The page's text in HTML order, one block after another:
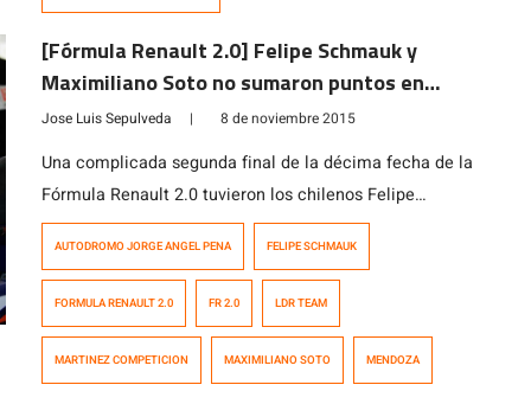
[Fórmula Renault 2.0] Felipe Schmauk y
Maximiliano Soto no sumaron puntos en
Mendonza
Jose Luis Sepulveda | 8 de noviembre 2015
Una complicada segunda final de la décima fecha de la
Fórmula Renault 2.0 tuvieron los chilenos Felipe
Schmauk (Martínez Competición) y Maximiliano Soto
en la undécima posición, mientras que Soto Zurita
abandonó en la última vuelta. En la […]
AUTODROMO JORGE ANGEL PENA FELIPE SCHMAUK
FORMULA RENAULT 2.0 FR 2.0 LDR TEAM
MARTINEZ COMPETICION MAXIMILIANO SOTO MENDOZA